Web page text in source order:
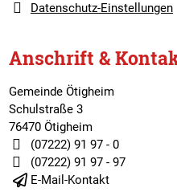
Datenschutz-Einstellungen
Anschrift &
Gemeinde Ötigheim
Schulstraße 3
76470 Ötigheim
(07222) 91 97 - 0
(07222) 91 97 - 97
E-Mail-Kontakt